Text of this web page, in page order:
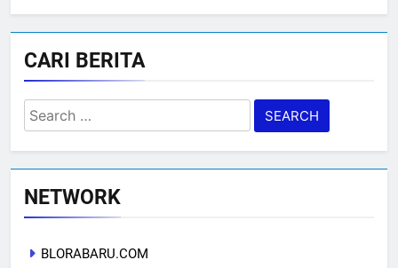
CARI BERITA
Search
for:
NETWORK
BLORABARU.COM